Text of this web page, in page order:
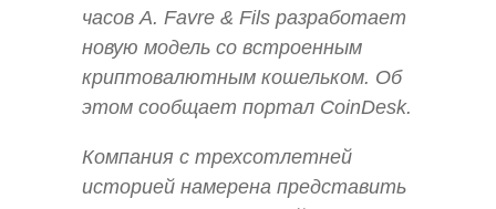
часов A. Favre & Fils разработает
новую модель со встроенным
криптовалютным кошельком. Об
этом сообщает портал CoinDesk.
Компания с трехсотлетней
историей намерена представить